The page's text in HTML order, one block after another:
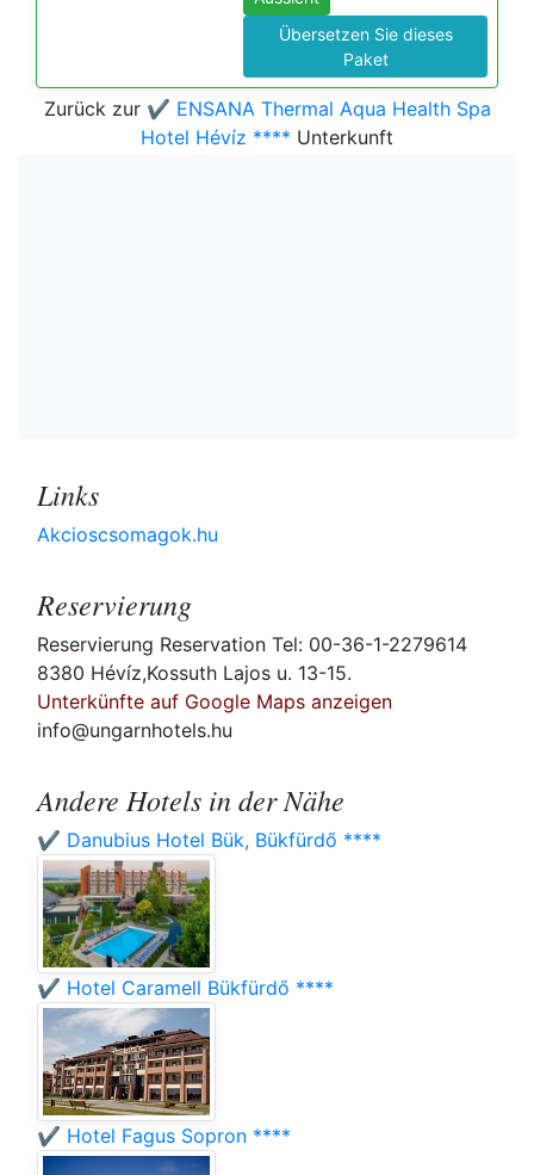
Übersetzen Sie dieses
Paket
Zurück zur ✔️ ENSANA Thermal Aqua Health Spa
Hotel Hévíz **** Unterkunft
Links
Akcioscsomagok.hu
Reservierung
Reservierung Reservation Tel: 00-36-1-2279614
8380 Hévíz,Kossuth Lajos u. 13-15.
Unterkünfte auf Google Maps anzeigen
info@ungarnhotels.hu
Andere Hotels in der Nähe
✔️ Danubius Hotel Bük, Bükfürdő ****
✔️ Hotel Caramell Bükfürdő ****
✔️ Hotel Fagus Sopron ****